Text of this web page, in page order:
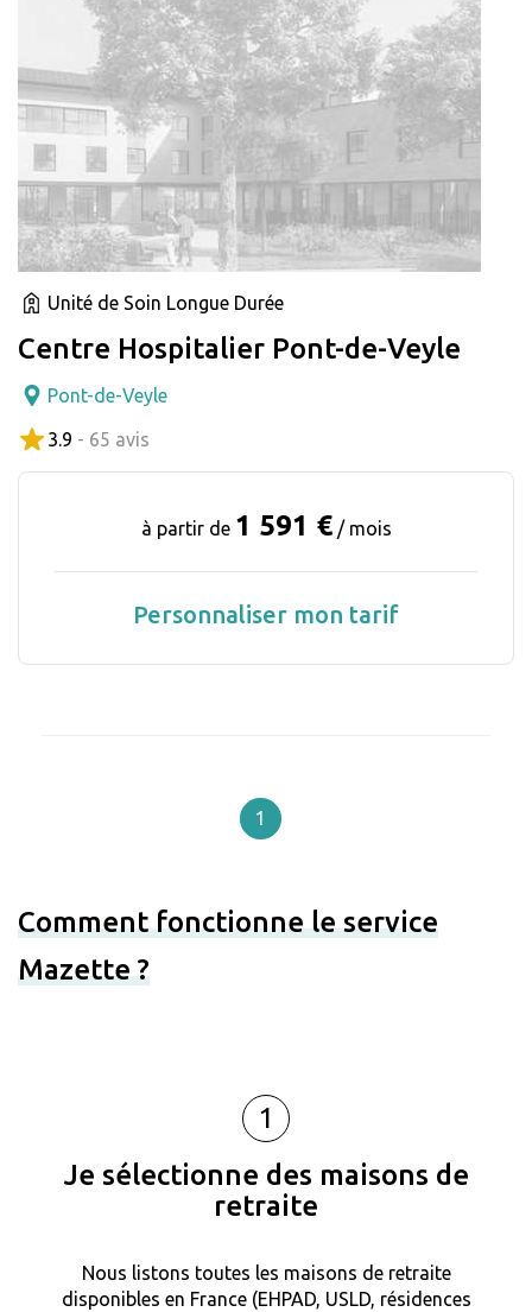
Unité de Soin Longue Durée
Centre Hospitalier Pont-de-Veyle
Pont-de-Veyle
3.9 - 65 avis
à partir de 1 591 € / mois
Personnaliser mon tarif
1
Comment fonctionne le service
Mazette ?
1
Je sélectionne des maisons de
retraite
Nous listons toutes les maisons de retraite
disponibles en France (EHPAD, USLD, résidences